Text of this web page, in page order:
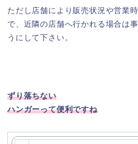
ただし店舗により販売状況や営業
で、近隣の店舗へ行かれる場合は
うにして下さい。
ずり落ちない
ハンガーって便利ですね